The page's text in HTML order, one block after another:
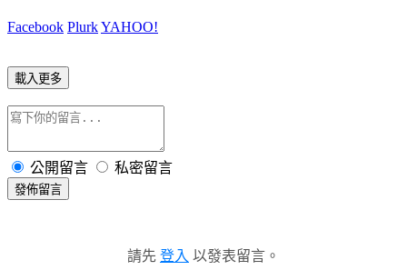
Facebook PlurkYAHOO!
載入更多
公開留言 私密留言
發佈留言
請先 登入 以發表留言。